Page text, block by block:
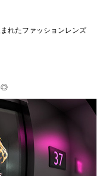
れたファッションレンズ
◎